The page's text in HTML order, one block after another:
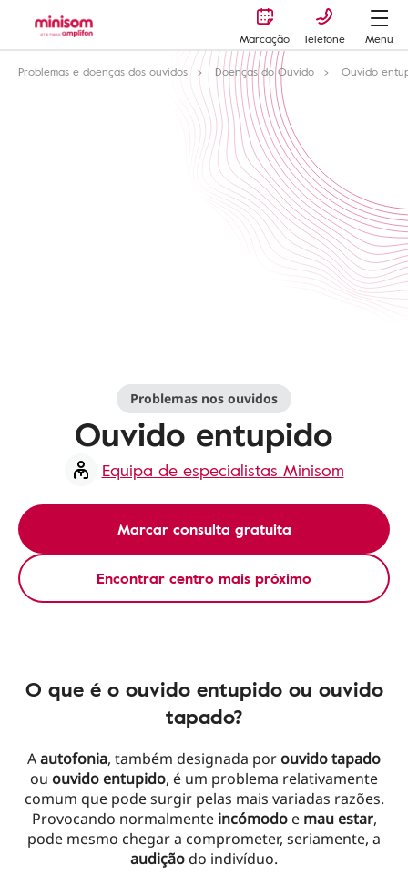
Marcação Telefone
Menu
Problemas e doenças dos ouvidos
Doenças do Ouvido Ouvido
Problemas nos ouvidos
Ouvido entupido
Equipa de especialistas Minisom
Marcar consulta gratuita
Encontrar centro mais próximo
O que é o ouvido entupido ou ouvido
tapado?
Aautofonia, também designada por ouvido tapado
ou ouvido entupido, é um problema relativamente
comum que pode surgir pelas mais variadas razões.
Provocando normalmente incómodoe mau estar,
pode mesmo chegar a comprometer, seriamente, a
audiçãodo indivíduo.